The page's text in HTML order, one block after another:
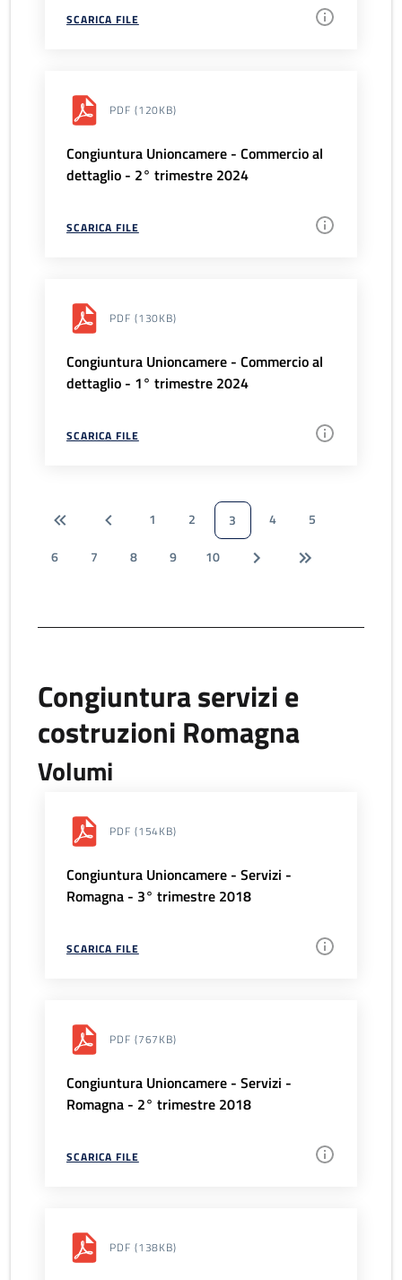
SCARICA FILE
PDF (120KB)
Congiuntura Unioncamere - Commercio al
dettaglio - 2° trimestre 2024
SCARICA FILE
PDF (130KB)
Congiuntura Unioncamere - Commercio al
dettaglio - 1° trimestre 2024
SCARICA FILE
1 2 3 4
5
6
7 8 9 10
Congiuntura servizi e
costruzioni Romagna
Volumi
PDF (154KB)
Congiuntura Unioncamere - Servizi -
Romagna - 3° trimestre 2018
SCARICA FILE
PDF (767KB)
Congiuntura Unioncamere - Servizi -
Romagna - 2° trimestre 2018
SCARICA FILE
PDF (138KB)